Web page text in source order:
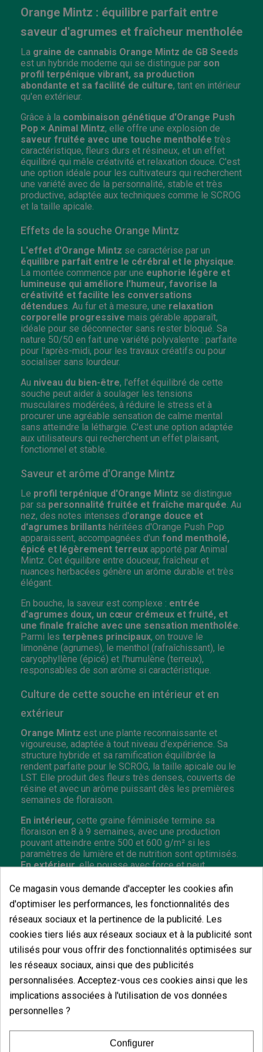
Orange Mintz : équilibre parfait entre
saveur d'agrumes et fraîcheur mentholée
La graine de cannabis Orange Mintz de GB Seeds
est un hybride moderne qui se distingue par son
profil terpénique vibrant, sa production
abondante et sa facilité de culture, tant en intérieur
qu'en extérieur.
Grâce à la combinaison génétique d'Orange Push
Pop × Animal Mintz, elle offre une explosion de
saveur fruitée avec une touche mentholée très
caractéristique, fleurs durs et résineux, et un effet
équilibré qui mêle créativité et relaxation douce. C'est
une option idéale pour les cultivateurs qui recherchent
une variété avec de la personnalité, stable et très
productive, adaptée aux techniques comme le SCROG
et la taille apicale.
Effets de la souche Orange Mintz
L'effet d'Orange Mintz se caractérise par un
équilibre parfait entre le cérébral et le physique
La montée commence par une euphorie légère et
lumineuse qui améliore l'humeur, favorise la
créativité et facilite les conversations
détendues . Au fur et à mesure, une relaxation
corporelle progressive mais gérable apparaît,
idéale pour se déconnecter sans rester bloqué. Sa
nature 50/50 en fait une variété polyvalente : parfaite
pour l'après-midi, pour les travaux créatifs ou pour
socialiser sans lourdeur.
Au niveau du bien-être, l'effet équilibré de cette
souche peut aider à soulager les tensions
musculaires modérées, à réduire le stress et à
procurer une agréable sensation de calme mental
sans atteindre la léthargie. C'est une option adaptée
aux utilisateurs qui recherchent un effet plaisant,
fonctionnel et stable.
Saveur et arôme d'Orange Mintz
Le profil terpénique d'Orange Mintz se distingue
par sa personnalité fruitée et fraîche marquée . Au
nez, des notes intenses d'orange douce et
d'agrumes brillants héritées d'Orange Push Pop
apparaissent, accompagnées d'un fond mentholé,
épicé et légèrement terreux apporté par Animal
Mintz. Cet équilibre entre douceur, fraîcheur et
nuances herbacées génère un arôme durable et très
élégant.
En bouche, la saveur est complexe : entrée
d'agrumes doux, un cœur crémeux et fruité, et
une finale fraîche avec une sensation mentholée
Parmi les terpènes principaux, on trouve le
limonène (agrumes), le menthol (rafraîchissant), le
caryophyllène (épicé) et l'humulène (terreux),
responsables de son arôme si caractéristique.
Culture de cette souche en intérieur et en
extérieur
Orange Mintz est une plante reconnaissante et
vigoureuse, adaptée à tout niveau d'expérience. Sa
structure hybride et sa ramification équilibrée la
rendent parfaite pour le SCROG, la taille apicale ou le
LST. Elle produit des fleurs très denses, couverts de
résine et avec un arôme puissant dès les premières
semaines de floraison.
En intérieur, cette graine féminisée termine sa
floraison en 8 à 9 semaines, avec une production
pouvant atteindre entre 500 et 600 g/m² si les
paramètres de lumière et de nutrition sont optimisés.
En extérieur, elle pousse avec force et peut
de 900 à 1200 g par plante fin septembre.
Les graines de cannabis sont vendues à des fins
décoratives et de collection. GB The Green Brand n'est
pas responsable de l'utilisation ou de la culture de
ces graines.
Vous aimerez aussi
Ce magasin vous demande d'accepter les cookies afin
d'optimiser les performances, les fonctionnalités des
réseaux sociaux et la pertinence de la publicité. Les
cookies tiers liés aux réseaux sociaux et à la publicité sont
utilisés pour vous offrir des fonctionnalités optimisées sur
les réseaux sociaux, ainsi que des publicités
personnalisées. Acceptez-vous ces cookies ainsi que les
implications associées à l'utilisation de vos données
personnelles ?
Configurer